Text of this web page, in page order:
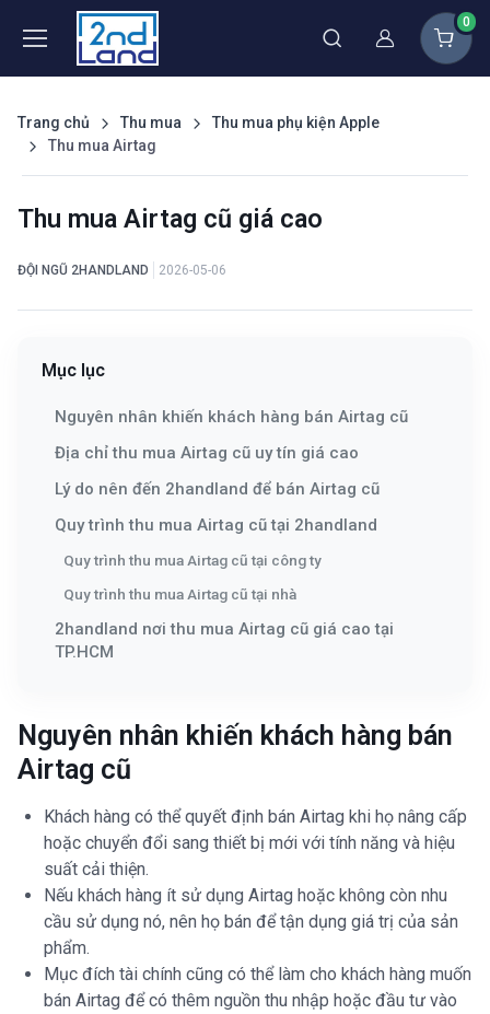
Thành viên
0
Trang chủ Thu mua
Thu mua phụ kiện Apple
Thu mua Airtag
Thu mua Airtag cũ giá cao
ĐỘI NGŨ 2HANDLAND 2026-05-06
Mục lục
Nguyên nhân khiến khách hàng bán Airtag cũ
Địa chỉ thu mua Airtag cũ uy tín giá cao
Lý do nên đến 2handland để bán Airtag cũ
Quy trình thu mua Airtag cũ tại 2handland
Quy trình thu mua Airtag cũ tại công ty
Quy trình thu mua Airtag cũ tại nhà
2handland nơi thu mua Airtag cũ giá cao tại
TP.HCM
Nguyên nhân khiến khách hàng bán
Airtag cũ
Khách hàng có thể quyết định bán Airtag khi họ nâng cấp
hoặc chuyển đổi sang thiết bị mới với tính năng và hiệu
suất cải thiện.
Nếu khách hàng ít sử dụng Airtag hoặc không còn nhu
cầu sử dụng nó, nên họ bán để tận dụng giá trị của sản
phẩm.
Mục đích tài chính cũng có thể làm cho khách hàng muốn
bán Airtag để có thêm nguồn thu nhập hoặc đầu tư vào